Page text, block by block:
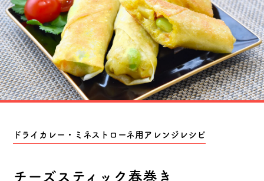
けんちん汁・豚汁用
ドライカレー・ミネストローネ用
さといも
皮付きじゃがいも
ごぼうサラダ・きんぴら用
ささがきごぼう
ドライカレー・ミネストローネ用アレンジレシピ
チーズスティック春巻き